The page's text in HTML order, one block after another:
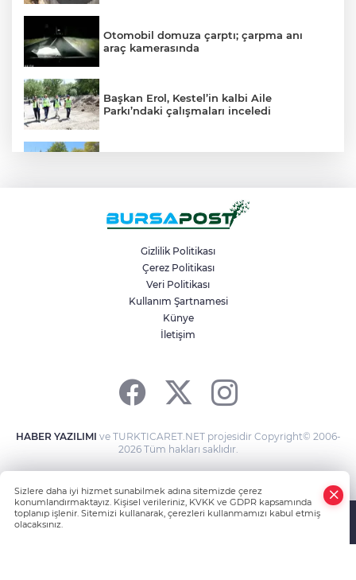
Otomobil domuza çarptı; çarpma anı
araç kamerasında
Başkan Erol, Kestel’in kalbi Aile
Parkı’ndaki çalışmaları inceledi
Mahalleyi savaş alanına çevirdi, alkollü
Bir adımla hayata tutundu, motosikletli
duvara çarparak can verdi
Gizlilik Politikası
Çerez Politikası
Veri Politikası
Kullanım Şartnamesi
Künye
İletişim
HABER YAZILIMI ve TURKTICARET.NET projesidir Copyright© 2006-
2026 Tüm hakları saklıdır.
Sizlere daha iyi hizmet sunabilmek adına sitemizde çerez
konumlandırmaktayız. Kişisel verileriniz, KVKK ve GDPR kapsamında
toplanıp işlenir. Sitemizi kullanarak, çerezleri kullanmamızı kabul etmiş
olacaksınız.